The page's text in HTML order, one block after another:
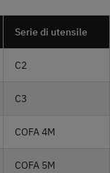
Serie di utensile
C2
C3
COFA 4M
COFA 5M